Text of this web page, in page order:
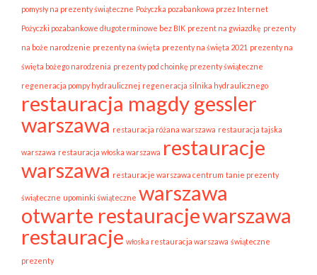
pomysły na prezenty świąteczne Pożyczka pozabankowa przez Internet
Pożyczki pozabankowe długoterminowe bez BIK prezent na gwiazdkę prezenty
na boże narodzenie prezenty na święta prezenty na święta 2021 prezenty na
święta bożego narodzenia prezenty pod choinkę prezenty świąteczne
regeneracja pompy hydraulicznej regeneracja silnika hydraulicznego
restauracja magdy gessler
warszawa restauracja różana warszawa restauracja tajska
warszawa restauracja włoska warszawa restauracje
warszawa restauracje warszawa centrum tanie prezenty
świąteczne upominki świąteczne warszawa
otwarte restauracjewarszawa
restauracje włoska restauracja warszawa świąteczne
prezenty